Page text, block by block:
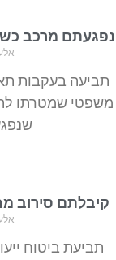
נפגעתם מרכב
תביעה בעקבות
משפטי שמטרתו
קיבלתם סירוב
תביעת ביטוח